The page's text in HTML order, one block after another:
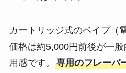
カートリッジ式のベイプ（
価格は約5,000円前後が一
用感です​。 専用のフレーバ